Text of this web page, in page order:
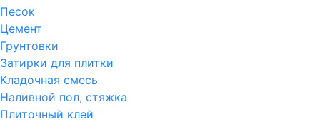
Песок
Цемент
Грунтовки
Затирки для плитки
Кладочная смесь
Наливной пол, стяжка
Плиточный клей